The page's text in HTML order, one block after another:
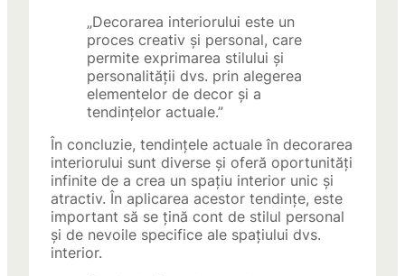
„Decorarea interiorului este un
proces creativ și personal, care
permite exprimarea stilului și
personalității dvs. prin alegerea
elementelor de decor și a
tendințelor actuale.”
În concluzie, tendințele actuale în decorarea
interiorului sunt diverse și oferă oportunități
infinite de a crea un spațiu interior unic și
atractiv. În aplicarea acestor tendințe, este
important să se țină cont de stilul personal
și de nevoile specifice ale spațiului dvs.
interior.